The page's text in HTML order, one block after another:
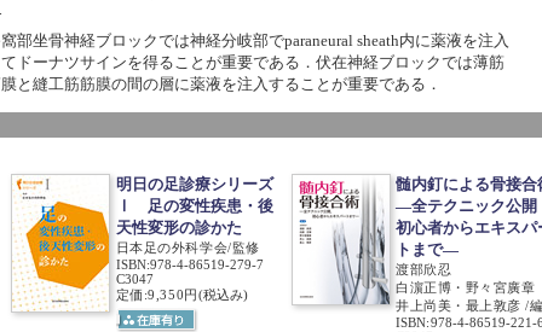
部坐骨神経ブロックでは神経分岐部でparaneural sheath内に薬液を注入
ドーナツサインを得ることが重要である．伏在神経ブロックでは薄筋
と縫工筋筋膜の間の層に薬液を注入することが重要である．
明日の足診療シリーズ
Ⅰ 足の変性疾患・後
天性変形の診かた
日本足の外科学会/監修
ISBN:978-4-86519-279-7
C3047
定価:9,350円 (税込み)
髄内釘による骨接合
―全テクニック公開
初心者からエキスパ
トまで―
渡部欣忍
白濵正博・野々宮廣章
井上尚美・最上敦彦 /編
ISBN:978-4-86519-221-